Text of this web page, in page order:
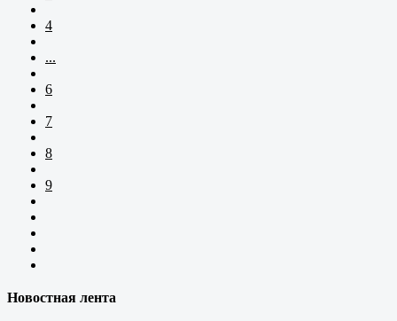
4
...
6
7
8
9
Новостная лента